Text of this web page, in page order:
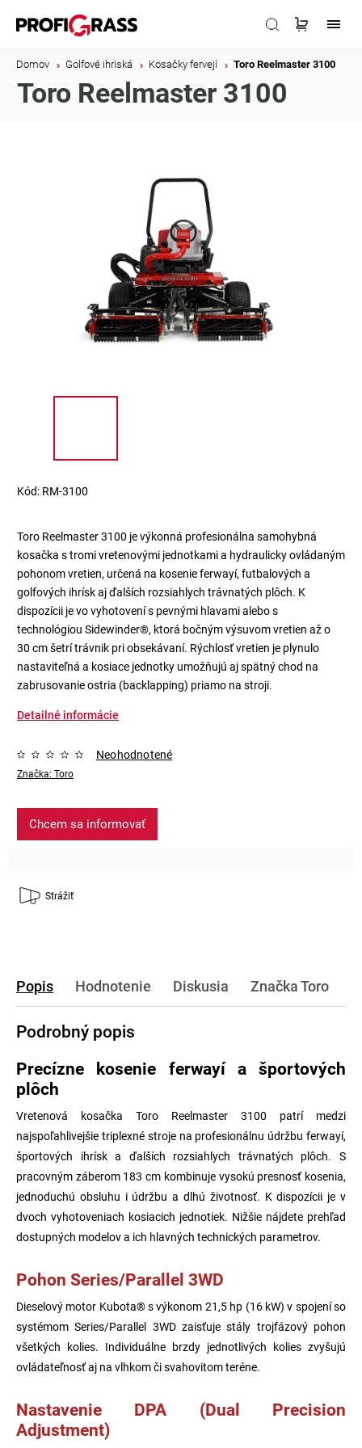
Domov Golfové ihriská Kosačky fervejí Toro Reelmaster 3100
Toro Reelmaster 3100
Kód: RM-3100
Toro Reelmaster 3100 je výkonná profesionálna samohybná
kosačka s tromi vretenovými jednotkami a hydraulicky ovládaným
pohonom vretien, určená na kosenie ferwayí, futbalových a
golfových ihrísk aj ďalších rozsiahlych trávnatých plôch. K
dispozícii je vo vyhotovení s pevnými hlavami alebo s
technológiou Sidewinder®, ktorá bočným výsuvom vretien až o
30 cm šetrí trávnik pri obsekávaní. Rýchlosť vretien je plynulo
nastaviteľná a kosiace jednotky umožňujú aj spätný chod na
zabrusovanie ostria (backlapping) priamo na stroji.
Detailné informácie
Značka: Toro
Neohodnotené
Chcem sa informovať
Strážiť
Popis Hodnotenie Diskusia ZnačkaToro
Podrobný popis
Precízne kosenie ferwayí a športových
plôch
Vretenová kosačka Toro Reelmaster 3100 patrí medzi
najspoľahlivejšie triplexné stroje na profesionálnu údržbu ferwayí,
športových ihrísk a ďalších rozsiahlych trávnatých plôch. S
pracovným záberom 183 cm kombinuje vysokú presnosť kosenia,
jednoduchú obsluhu i údržbu a dlhú životnosť. K dispozícii je v
dvoch vyhotoveniach kosiacich jednotiek. Nižšie nájdete prehľad
dostupných modelov a ich hlavných technických parametrov.
Pohon Series/Parallel 3WD
Dieselový motor Kubota® s výkonom 21,5 hp (16 kW) v spojení so
systémom Series/Parallel 3WD zaisťuje stály trojfázový pohon
všetkých kolies. Individuálne brzdy jednotlivých kolies zvyšujú
ovládateľnosť aj na vlhkom či svahovitom teréne.
Nastavenie DPA (Dual Precision
Adjustment)